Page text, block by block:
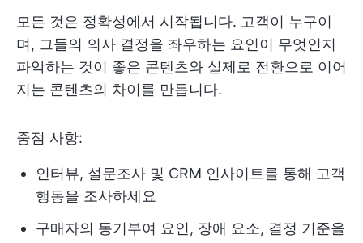
모든 것은 정확성에서 시작됩니다. 고객이 누구이
며, 그들의 의사 결정을 좌우하는 요인이 무엇인지
파악하는 것이 좋은 콘텐츠와 실제로 전환으로 이어
지는 콘텐츠의 차이를 만듭니다.
중점 사항:
인터뷰, 설문조사 및 CRM 인사이트를 통해 고객
행동을 조사하세요
구매자의 동기부여 요인, 장애 요소, 결정 기준을